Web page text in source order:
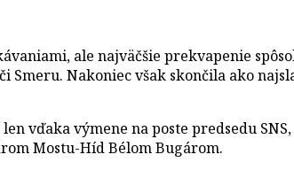
ale najväčšie prekvapenie
Smeru. Nakoniec však skončila ako
vďaka výmene na poste predsedu
Mostu-Híd Bélom Bugárom.